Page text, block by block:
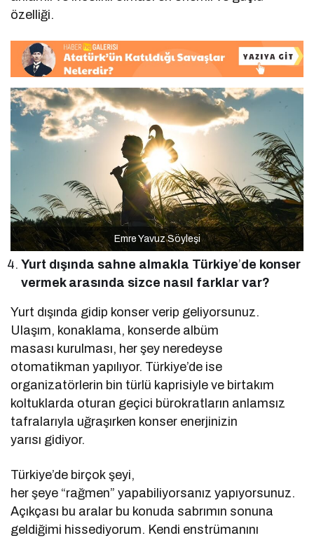
özelliği.
Emre Yavuz Söyleşi
Yurt dışında sahne almakla Türkiye’de konser
vermek arasında sizce nasıl farklar var?
Yurt dışında gidip konser verip geliyorsunuz.
Ulaşım, konaklama, konserde albüm
masası kurulması, her şey neredeyse
otomatikman yapılıyor. Türkiye’de ise
organizatörlerin bin türlü kaprisiyle ve birtakım
koltuklarda oturan geçici bürokratların anlamsız
tafralarıyla uğraşırken konser enerjinizin
yarısı gidiyor.
Türkiye’de birçok şeyi,
her şeye “rağmen” yapabiliyorsanız yapıyorsunuz.
Açıkçası bu aralar bu konuda sabrımın sonuna
geldiğimi hissediyorum. Kendi enstrümanını